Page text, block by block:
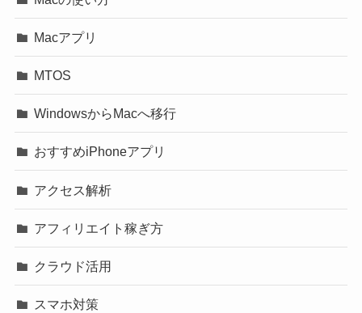
Macアプリ
MTOS
WindowsからMacへ移行
おすすめiPhoneアプリ
アクセス解析
アフィリエイト稼ぎ方
クラウド活用
スマホ対策